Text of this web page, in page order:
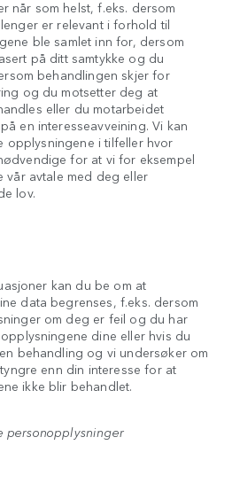
når som helst, f.eks. dersom
er relevant i forhold til
ble samlet inn for, dersom
på ditt samtykke og du
behandlingen skjer for
og du motsetter deg at
eller du motarbeidet
en interesseavveining. Vi kan
opplysningene i tilfeller hvor
for at vi for eksempel
vår avtale med deg eller
lov.
kan du be om at
data begrenses, f.eks. dersom
om deg er feil og du har
dine eller hvis du
behandling og vi undersøker om
enn din interesse for at
ikke blir behandlet.
personopplysninger